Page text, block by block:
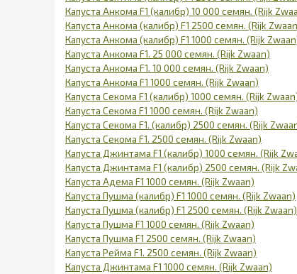
Капуста Анкома F1 (калибр) 10 000 семян. (Rijk
Капуста Анкома (калибр) F1 2500 семян. (Rijk
Капуста Анкома (калибр) F1 1000 семян. (Rijk
Капуста Анкома F1. 25 000 семян. (Rijk Zwaan)
Капуста Анкома F1. 10 000 семян. (Rijk Zwaan)
Капуста Анкома F1 1000 семян. (Rijk Zwaan)
Капуста Секома F1 (калибр) 1000 семян. (Rijk
Капуста Секома F1 1000 семян. (Rijk Zwaan)
Капуста Секома F1. (калибр) 2500 семян. (Rijk
Капуста Секома F1. 2500 семян. (Rijk Zwaan)
Капуста Джинтама F1 (калибр) 1000 семян. (Rijk
Капуста Джинтама F1 (калибр) 2500 семян. (Rijk
Капуста Адема F1 1000 семян. (Rijk Zwaan)
Капуста Пушма (калибр) F1 1000 семян. (Rijk Zwaan)
Капуста Пушма (калибр) F1 2500 семян. (Rijk Zwaan)
Капуста Пушма F1 1000 семян. (Rijk Zwaan)
Капуста Пушма F1 2500 семян. (Rijk Zwaan)
Капуста Рейма F1. 2500 семян. (Rijk Zwaan)
Капуста Джинтама F1 1000 семян. (Rijk Zwaan)